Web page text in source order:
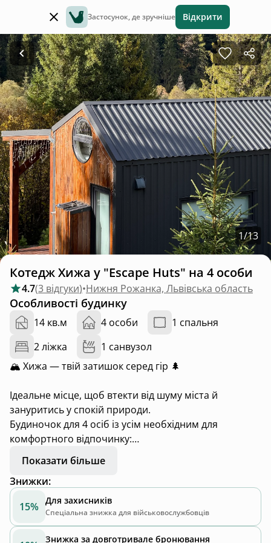
Застосунок, де зручніше Відкрити
1/13
Котедж Хижа у "Escape Huts" на 4 особи
4.7(3 відгуки)•Нижня Рожанка, Львівська область
Особливості будинку
14 кв.м 4 особи
1 спальня
2 ліжка
1 санвузол
🏔 Хижа — твій затишок серед гір 🌲
Ідеальне місце, щоб втекти від шуму міста й
зануритись у спокій природи.
Будиночок для 4 осіб із усім необхідним для
комфортного відпочинку:
✨ міні-кухня, де зранку пахне кавою
🛁 затишна душова кімната
🛋 вітальня та спальня
🌄 простора тераса з краєвидом на гори
📶 Wi-Fi, щоб ділитись моментами
Показати більше
Знижки:
15% Для захисників
Спеціальна знижка для військовослужбовців
Знижка за довготривале бронювання